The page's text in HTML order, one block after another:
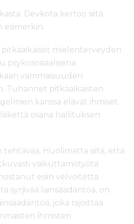
Devkota kertoo siitä
mielenterveyden
vammaisuuden
Tuhannet pitkäaikaisten
kanssa elävät ihmiset
osana hallituksen
Huolimatta siitä, että
vaikuttamistyötä
esiin velvoitetta
syrjivää lainsäädäntöä, on
joka rajoittaa
ihmisten